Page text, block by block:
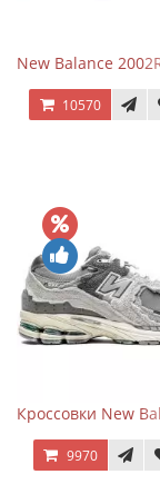
New Balance
10570
Кроссовки New
9970